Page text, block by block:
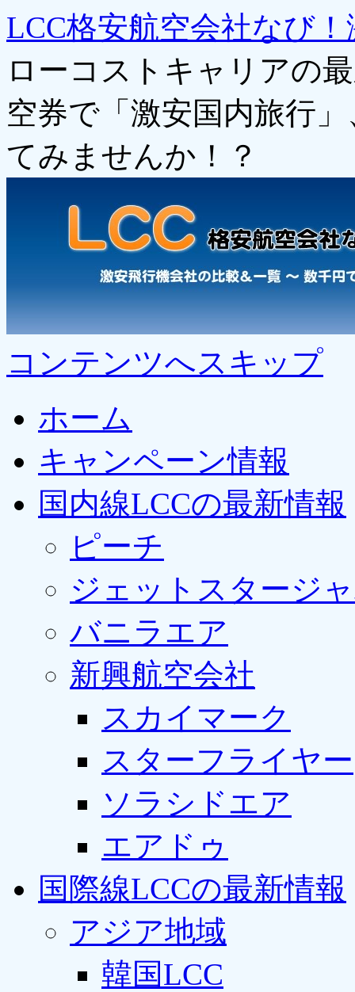
LCC格安航空会社なび
ローコストキャリアの
空券で「激安国内旅行
てみませんか！？
コンテンツへスキップ
ホーム
キャンペーン情報
国内線LCCの最新情報
ピーチ
ジェットスタージ
バニラエア
新興航空会社
スカイマーク
スターフライヤー
ソラシドエア
エアドゥ
国際線LCCの最新情報
アジア地域
韓国LCC